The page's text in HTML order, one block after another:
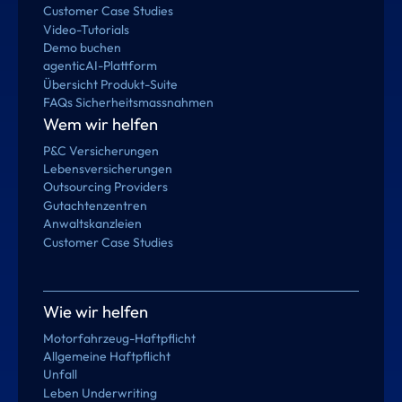
Customer Case Studies
Video-Tutorials
Demo buchen
agenticAI-Plattform
Übersicht Produkt-Suite
FAQs Sicherheitsmassnahmen
Wem wir helfen
P&C Versicherungen
Lebensversicherungen
Outsourcing Providers
Gutachtenzentren
Anwaltskanzleien
Customer Case Studies
Wie wir helfen
Motorfahrzeug-Haftpflicht
Allgemeine Haftpflicht
Unfall
Leben Underwriting